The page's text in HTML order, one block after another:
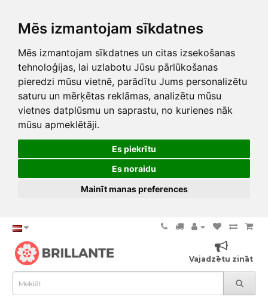
Mēs izmantojam sīkdatnes
Mēs izmantojam sīkdatnes un citas izsekošanas
tehnoloģijas, lai uzlabotu Jūsu pārlūkošanas
pieredzi mūsu vietnē, parādītu Jums personalizētu
saturu un mērķētas reklāmas, analizētu mūsu
vietnes datplūsmu un saprastu, no kurienes nāk
mūsu apmeklētāji.
Es piekrītu
Es noraidu
Mainīt manas preferences
Vajadzētu zināt